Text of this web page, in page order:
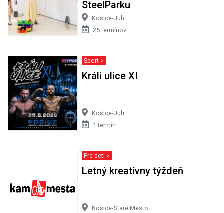
SteelParku
Košice-Juh
25 termínov
Šport >
Králi ulice XI
Košice-Juh
1 termín
Pre deti >
Letný kreatívny týždeň
Košice-Staré Mesto